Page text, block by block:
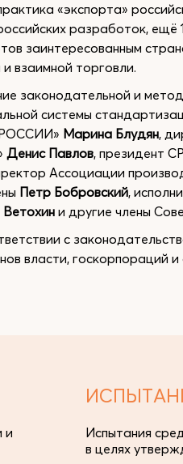
«экспорта»
разработок, ещё
заинтересованным
взаимной торговли.
законодательной и
системы
РОССИИ» Марина Блудян,
Денис Павлов, президент
Ассоциации
Петр Бобровский,
и другие члены
с
власти, госкорпораций
и
Испытания
в целях